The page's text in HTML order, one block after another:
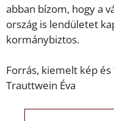
abban bízom, hogy a
ország is lendületet
kormánybiztos.
Forrás, kiemelt kép
Trauttwein Éva